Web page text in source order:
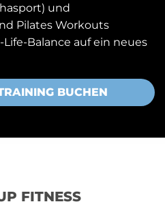
und
Pilates Workouts
Balance auf ein neues
BUCHEN
FITNESS